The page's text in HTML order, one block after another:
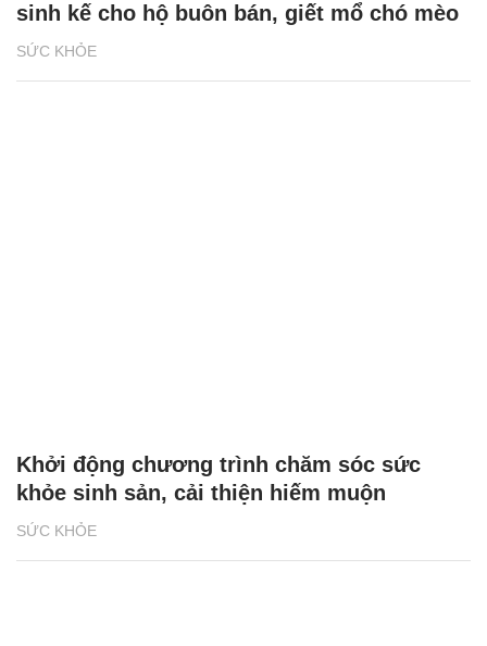
SỨC KHỎE
sinh kế cho hộ buôn bán, giết mổ chó mèo
SỨC KHỎE
Khởi động chương trình chăm sóc sức
khỏe sinh sản, cải thiện hiếm muộn